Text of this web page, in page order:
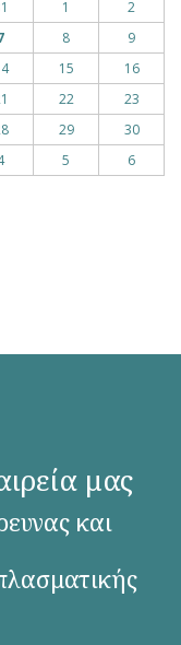
1
2
8
9
15
16
22
23
29
30
5 6
μας
και